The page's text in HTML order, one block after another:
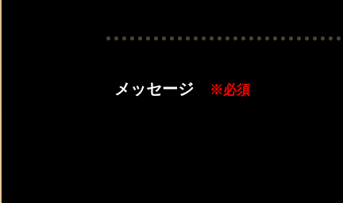
メッセージ ※必須